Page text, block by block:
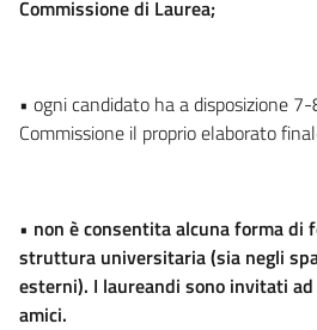
Commissione di Laurea;
• ogni candidato ha a disposizione
Commissione il proprio elaborato
• non è consentita alcuna forma di
struttura universitaria (sia negli
esterni). I laureandi sono invitati
amici.